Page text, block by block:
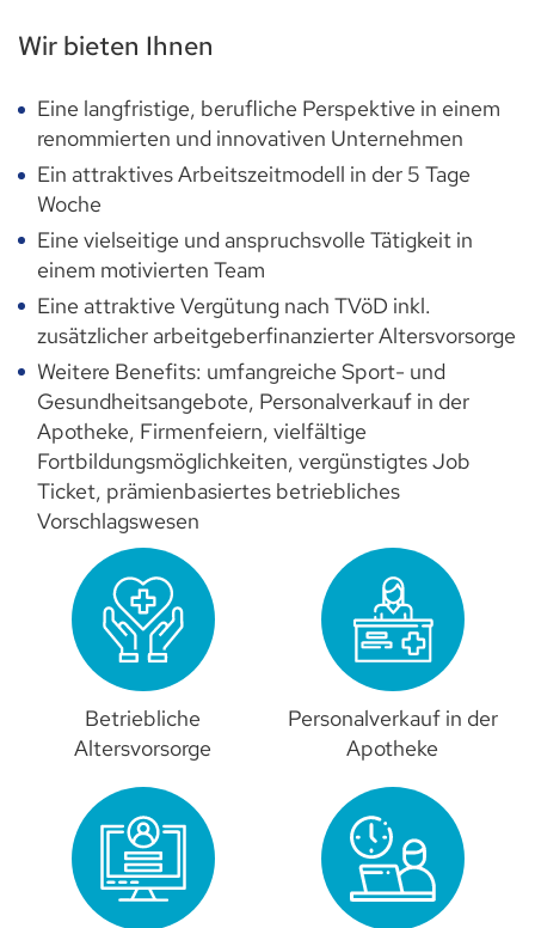
Wir bieten Ihnen
Eine langfristige, berufliche Perspektive in einem
renommierten und innovativen Unternehmen
Ein attraktives Arbeitszeitmodell in der 5 Tage
Woche
Eine vielseitige und anspruchsvolle Tätigkeit in
einem motivierten Team
Eine attraktive Vergütung nach TVöD inkl.
zusätzlicher arbeitgeberfinanzierter Altersvorsorge
Weitere Benefits: umfangreiche Sport- und
Gesundheitsangebote, Personalverkauf in der
Apotheke, Firmenfeiern, vielfältige
Fortbildungsmöglichkeiten, vergünstigtes Job
Ticket, prämienbasiertes betriebliches
Vorschlagswesen
Betriebliche
Altersvorsorge
Personalverkauf in der
Apotheke